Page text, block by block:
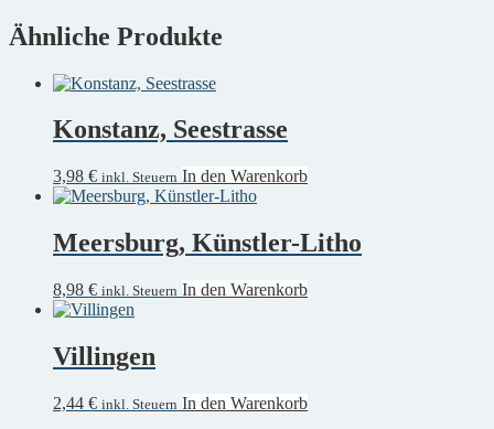
Ähnliche Produkte
Konstanz, Seestrasse
3,98 € inkl. Steuern In den Warenkorb
Meersburg, Künstler-Litho
8,98 € inkl. Steuern In den Warenkorb
Villingen
2,44 € inkl. Steuern In den Warenkorb